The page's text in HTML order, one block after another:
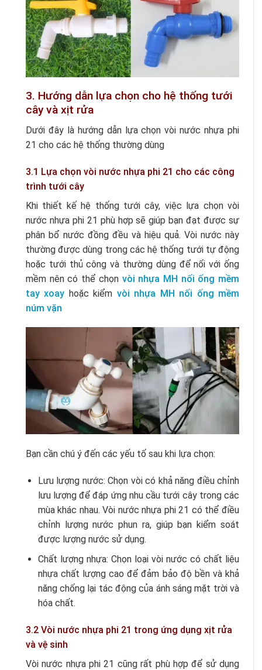
3. Hướng dẫn lựa chọn cho hệ thống tưới
cây và xịt rửa
Dưới đây là hướng dẫn lựa chọn vòi nước nhựa phi
21 cho các hệ thống thường dùng
3.1 Lựa chọn vòi nước nhựa phi 21 cho các công
trình tưới cây
Khi thiết kế hệ thống tưới cây, việc lựa chọn vòi
nước nhựa phi 21 phù hợp sẽ giúp bạn đạt được sự
phân bổ nước đồng đều và hiệu quả. Vòi nước này
thường được dùng trong các hệ thống tưới tự động
hoặc tưới thủ công và thường dùng để nối với ống
mềm nên có thể chọn vòi nhựa MH nối ống mềm
tay xoay hoặc kiểm vòi nhựa MH nối ống mềm
núm vặn
Bạn cần chú ý đến các yếu tố sau khi lựa chọn:
Lưu lượng nước: Chọn vòi có khả năng điều chỉnh
lưu lượng để đáp ứng nhu cầu tưới cây trong các
mùa khác nhau. Vòi nước nhựa phi 21 có thể điều
chỉnh lượng nước phun ra, giúp bạn kiểm soát
được lượng nước sử dụng.
Chất lượng nhựa: Chọn loại vòi nước có chất liệu
nhựa chất lượng cao để đảm bảo độ bền và khả
năng chống lại tác động của ánh sáng mặt trời và
hóa chất.
3.2 Vòi nước nhựa phi 21 trong ứng dụng xịt rửa
và vệ sinh
Vòi nước nhựa phi 21 cũng rất phù hợp để sử dụng